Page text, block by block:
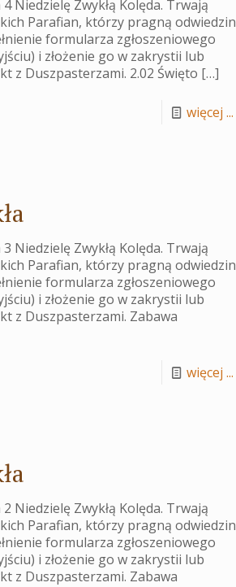
Niedzielę Zwykłą Kolęda. Trwają
Parafian, którzy pragną odwiedzin
formularza zgłoszeniowego
i złożenie go w zakrystii lub
z Duszpasterzami. 2.02 Święto […]
więcej ...
Niedzielę Zwykłą Kolęda. Trwają
Parafian, którzy pragną odwiedzin
formularza zgłoszeniowego
i złożenie go w zakrystii lub
z Duszpasterzami. Zabawa
więcej ...
Niedzielę Zwykłą Kolęda. Trwają
Parafian, którzy pragną odwiedzin
formularza zgłoszeniowego
i złożenie go w zakrystii lub
z Duszpasterzami. Zabawa